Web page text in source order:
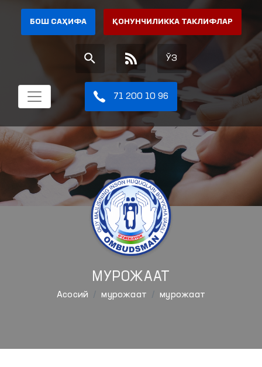
БОШ САҲИФА ҚОНУНЧИЛИККА ТАКЛИФЛАР
ЎЗ
71 200 10 96
МУРОЖААТ
Aсосий мурожаат мурожаат